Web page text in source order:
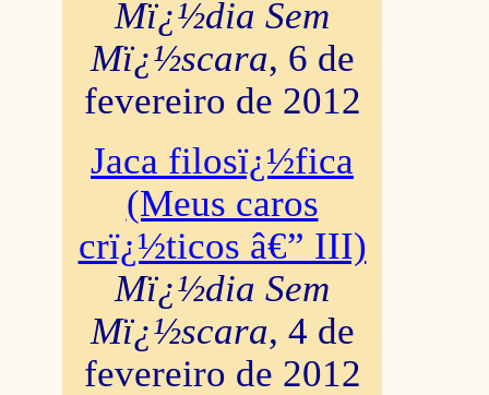
Mï¿½dia Sem
Mï¿½scara, 6 de
fevereiro de 2012
Jaca filosï¿½fica
(Meus caros
crï¿½ticos â€” III)
Mï¿½dia Sem
Mï¿½scara, 4 de
fevereiro de 2012